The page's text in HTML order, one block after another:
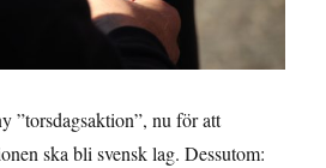
”torsdagsaktion”, nu för att
ska bli svensk lag. Dessutom: